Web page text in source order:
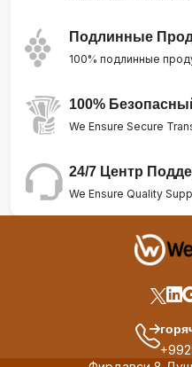
Подлинные
100% подлинные
100%
We Ensure Secure
24/7 Центр
We Ensure Quality